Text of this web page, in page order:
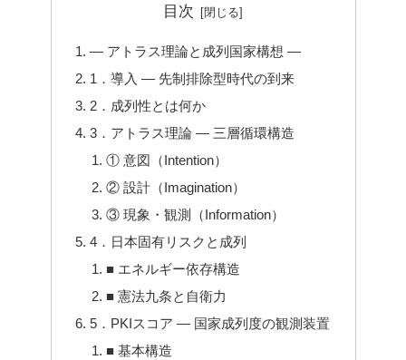
目次
― アトラス理論と成列国家構想 ―
1．導入 ― 先制排除型時代の到来
2．成列性とは何か
3．アトラス理論 ― 三層循環構造
① 意図（Intention）
② 設計（Imagination）
③ 現象・観測（Information）
4．日本固有リスクと成列
■ エネルギー依存構造
■ 憲法九条と自衛力
5．PKIスコア ― 国家成列度の観測装置
■ 基本構造